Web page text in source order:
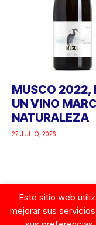
MUSCO 2022,
UN VINO
NATURALEZA
22 JULIO, 2026
Google
Este sitio web
mejorar sus